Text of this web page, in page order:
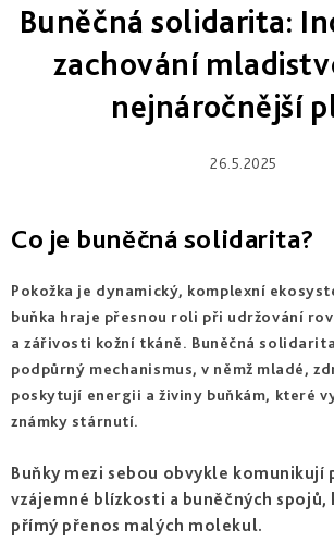
Pleťové
krémy
Čištění
Tonika
&
buněčná
voda
Hydratace
Exfoliace
pleti
Normální
až
aknózní
Suchá
&
dehydratovaná
Zralá
pleť
Potřebuji
První
vrásky
prevence
stárnutí
30+
Korekce
stárnutí
&
lifting
Hloubkové
omlazení
50+
Age
Proteom
ochrana
proteinů
a
mládí
Intensive
-
intenzivní
péče
Osmoclean
-
hloubkové
čištění
Hydratace
Fáze
opalování
opalováním
Po
Samoopalování
opálení
Opálení
bez
vrásek
Opálení
bez
pigmentových
skvrn
Ochrana
pro
citlivou
&
Photo
Reverse
Bronz
Repair
Regul
No
Sun
Buněčná solidarita:
zachování
nejnáročnější
26.5.2025
Co je buněčná solidarita?
Pokožka je dynamický, komplexní
buňka hraje přesnou roli při udržování
a zářivosti kožní tkáně. Buněčná
podpůrný mechanismus, v němž mladé,
poskytují energii a živiny buňkám, které
známky stárnutí.
Buňky mezi sebou obvykle
vzájemné blízkosti a buněčných
přímý přenos malých molekul.